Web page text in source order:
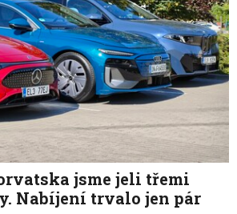
jsme jeli třemi
Nabíjení trvalo jen pár